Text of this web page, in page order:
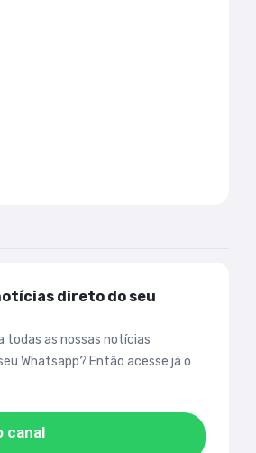
direto do seu
todas as nossas notícias
Whatsapp? Então acesse já o
canal